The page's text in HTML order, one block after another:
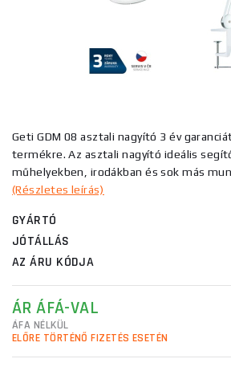
Geti GDM 08 asztali nagyító 3 év
termékre. Az asztali nagyító ideális
műhelyekben, irodákban és sok más
(Részletes leírás)
GYÁRTÓ
JÓTÁLLÁS
AZ ÁRU KÓDJA
ÁR ÁFÁ-VAL
ÁFA NÉLKÜL
ELŐRE TÖRTÉNŐ FIZETÉS ESETÉN